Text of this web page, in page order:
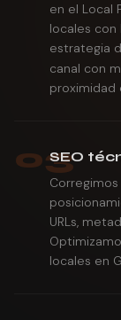
en el Local
locales con
estrategia
canal con
proximidad
03
SEO
URLs,
locales en